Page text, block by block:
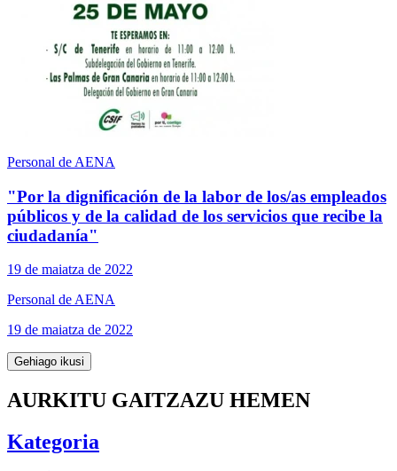
Personal de AENA
"Por la dignificación de la labor de los/as empleados
públicos y de la calidad de los servicios que recibe la
ciudadanía"
19 de maiatza de 2022
Personal de AENA
19 de maiatza de 2022
Gehiago ikusi
AURKITU GAITZAZU HEMEN
Kategoria